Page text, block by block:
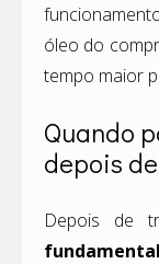
óleo do
tempo maior
Quando
depois
Depois de